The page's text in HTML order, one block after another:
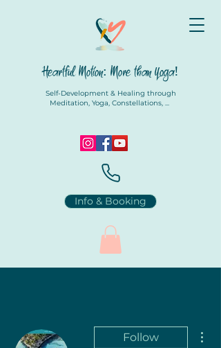
Heartful Motion: More than Yoga!
Self-Development & Healing through
Meditation, Yoga, Constellations, ...
Info & Booking
Follow